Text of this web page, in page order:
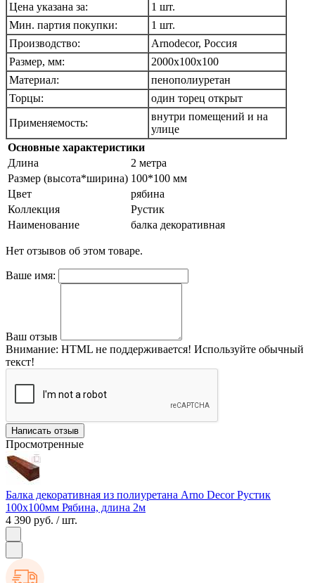
Цена указана за:
1 шт.
Мин. партия покупки:
1 шт.
Производство:
Arnodecor, Россия
Размер, мм:
2000х100х100
Материал:
пенополиуретан
Торцы:
один торец открыт
Применяемость:
внутри помещений и на
улице
Основные характеристики
Длина
2 метра
Размер (высота*ширина) 100*100 мм
Цвет
рябина
Коллекция
Рустик
Наименование
балка декоративная
Нет отзывов об этом товаре.
Ваше имя:
Ваш отзыв
Внимание: HTML не поддерживается! Используйте обычный
текст!
Написать отзыв
Просмотренные
Балка декоративная из полиуретана Arno Decor Рустик
100х100мм Рябина, длина 2м
4 390 руб. / шт.